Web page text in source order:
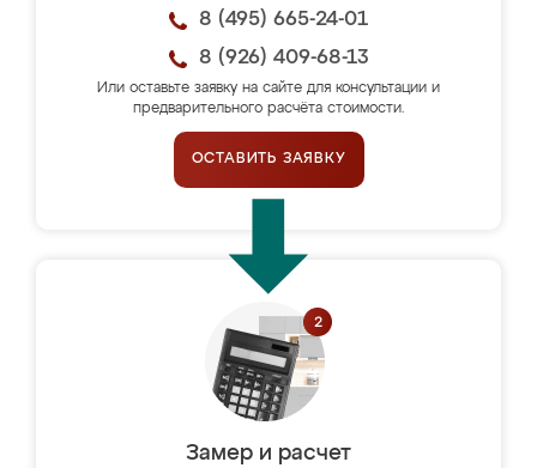
8 (495) 665-24-01
8 (926) 409-68-13
Или оставьте заявку на сайте для консультации и
предварительного расчёта стоимости.
ОСТАВИТЬ ЗАЯВКУ
Замер и расчет